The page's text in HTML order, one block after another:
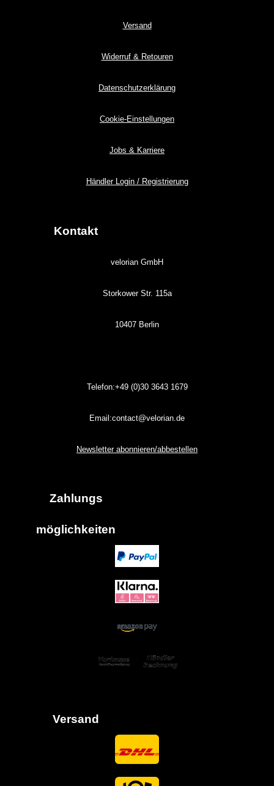
Versand
Widerruf & Retouren
Datenschutzerklärung
Cookie-Einstellungen
Jobs & Karriere
Händler Login / Registrierung
Kontakt
velorian GmbH
Storkower Str. 115a
10407 Berlin
Telefon:+49 (0)3036431679
Email:contact@velorian.de
Newsletter abonnieren/abbestellen
Zahlungs
möglich keiten
Versand